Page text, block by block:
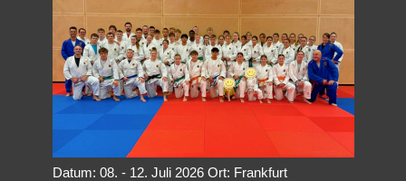
Datum: 08. - 12. Juli 2026 Ort: Frankfurt